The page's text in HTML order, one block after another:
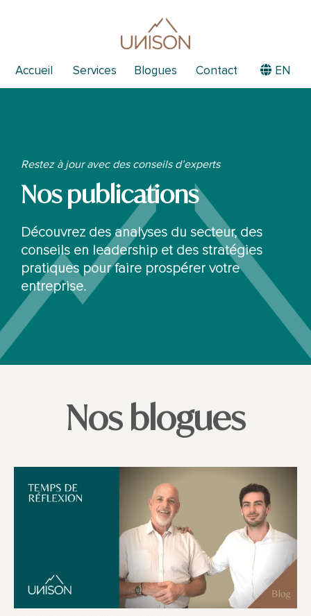
Accueil Services Blogues Contact EN
Restez à jour avec des conseils d’experts
Nos publications
Découvrez des analyses du secteur, des
conseils en leadership et des stratégies
pratiques pour faire prospérer votre
entreprise.
Nos blogues